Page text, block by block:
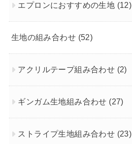
エプロンにおすすめの生地 (12)
生地の組み合わせ (52)
アクリルテープ組み合わせ (2)
ギンガム生地組み合わせ (27)
ストライプ生地組み合わせ (23)